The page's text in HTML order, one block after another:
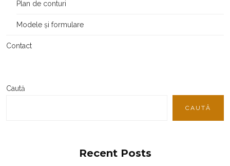
Plan de conturi
Modele și formulare
Contact
Caută
CAUTĂ
Recent Posts